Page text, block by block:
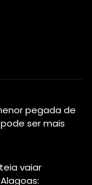
pegada de
ser mais
vaiar